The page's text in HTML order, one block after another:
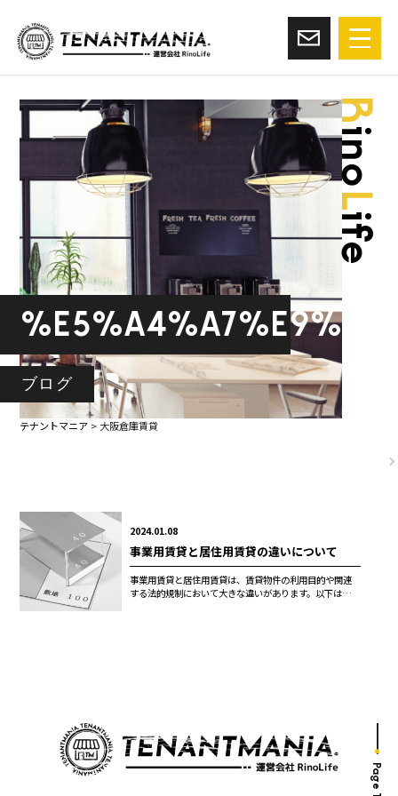
ブログ
R
ino
L
ife
テナントマニア > 大阪倉庫賃貸
2024.01.08
事業用賃貸と居住用賃貸の違いについて
事業用賃貸と居住用賃貸は、賃貸物件の利用目的や関連
する法的規制において大きな違いがあります。以下は、こ